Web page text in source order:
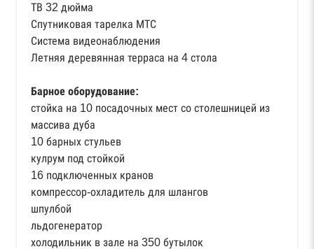
ТВ 32 дюйма
Спутниковая тарелка МТС
Система видеонаблюдения
Летняя деревянная терраса на 4 стола
Барное оборудование:
стойка на 10 посадочных мест со столешницей из
массива дуба
10 барных стульев
кулрум под стойкой
16 подключенных кранов
компрессор-охладитель для шлангов
шпулбой
льдогенератор
холодильник в зале на 350 бутылок